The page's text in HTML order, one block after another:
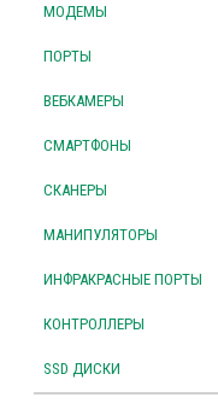
МОДЕМЫ
ПОРТЫ
ВЕБКАМЕРЫ
СМАРТФОНЫ
СКАНЕРЫ
МАНИПУЛЯТОРЫ
ИНФРАКРАСНЫЕ ПОРТЫ
КОНТРОЛЛЕРЫ
SSD ДИСКИ